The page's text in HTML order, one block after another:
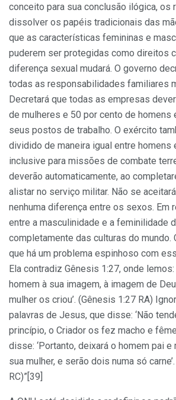
conceito para sua conclusão ilógica, os
dissolver os papéis tradicionais das
que as características femininas e
puderem ser protegidas como direitos
diferença sexual mudará. O governo
todas as responsabilidades familiares
Decretará que todas as empresas
de mulheres e 50 por cento de homens
seus postos de trabalho. O exército
dividido de maneira igual entre homens
inclusive para missões de combate
deverão automaticamente, ao
alistar no serviço militar. Não se
nenhuma diferença entre os sexos. Em
entre a masculinidade e a feminilidade
completamente das culturas do mundo.
que há um problema espinhoso com
Ela contradiz Gênesis 1:27, onde lemos:
homem à sua imagem, à imagem de
mulher os criou’. (Gênesis 1:27 RA)
palavras de Jesus, que disse: ‘Não
princípio, o Criador os fez macho e
disse: ‘Portanto, deixará o homem pai e
sua mulher, e serão dois numa só
RC)”[39]